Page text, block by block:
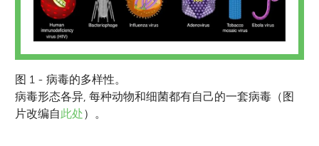
图 1 - 病毒的多样性。
病毒形态各异, 每种动物和细菌都有自己的一套病毒（图
片改编自此处）。